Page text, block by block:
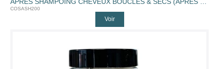
APRÈS SHAMPOING CHEVEUX BOUCLÉS & SECS (APRES SHAMPOING)
COSASH200
Voir